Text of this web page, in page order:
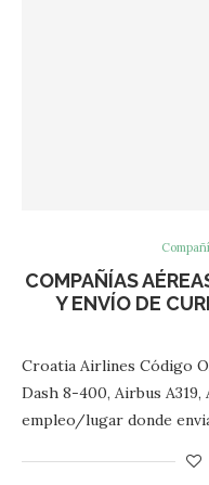
COMPAÑÍAS
Y ENVÍO DE
Croatia Airlines Código
Dash 8-400, Airbus
empleo/lugar donde